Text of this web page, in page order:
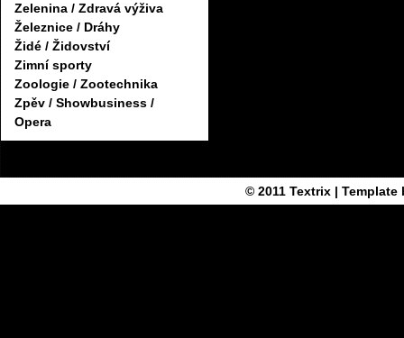
Zelenina / Zdravá výživa
Železnice / Dráhy
Židé / Židovství
Zimní sporty
Zoologie / Zootechnika
Zpěv / Showbusiness /
Opera
© 2011 Textrix| Template